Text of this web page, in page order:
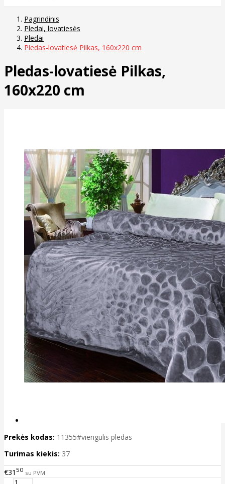
Pagrindinis
Pledai, lovatiesės
Pledai
Pledas-lovatiesė Pilkas, 160x220 cm
Pledas-lovatiesė Pilkas,
160x220 cm
Prekės kodas: 11355#viengulis pledas
Turimas kiekis: 37
€31 50 su PVM